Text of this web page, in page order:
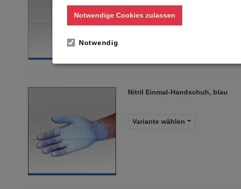
Variante wählen
Nitril Einmal-Handschuh, blau
Variante wählen
Notwendige Cookies zulassen
Notwendig